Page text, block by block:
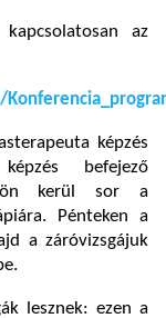
az
képzés
befejező
kerül sor a
Pénteken a
a záróvizsgájuk
lesznek: ezen a